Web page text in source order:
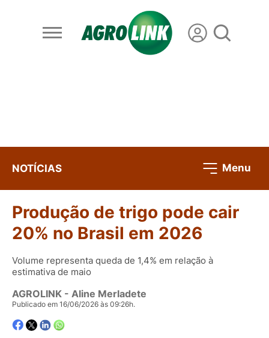
NOTÍCIAS Menu
Produção de trigo pode cair
20% no Brasil em 2026
Volume representa queda de 1,4% em relação à
estimativa de maio
AGROLINK - Aline Merladete
Publicado em 16/06/2026 às 09:26h.